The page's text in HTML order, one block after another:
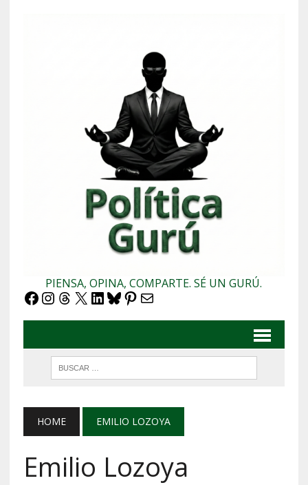
PIENSA, OPINA, COMPARTE. SÉ UN GURÚ.
Facebook
Instagram
Threads
X LinkedIn
Bluesky
Pinterest
Correo electrónico
HOME EMILIO LOZOYA
Emilio Lozoya